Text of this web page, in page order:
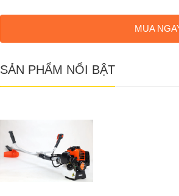
MUA
SẢN PHẨM NỔI BẬT